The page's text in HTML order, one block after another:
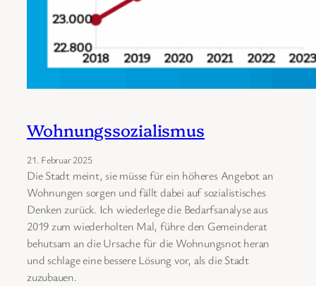
Wohnungssozialismus
21. Februar 2025
Die Stadt meint, sie müsse für ein höheres Angebot an
Wohnungen sorgen und fällt dabei auf sozialistisches
Denken zurück. Ich wiederlege die Bedarfsanalyse aus
2019 zum wiederholten Mal, führe den Gemeinderat
behutsam an die Ursache für die Wohnungsnot heran
und schlage eine bessere Lösung vor, als die Stadt
zuzubauen.